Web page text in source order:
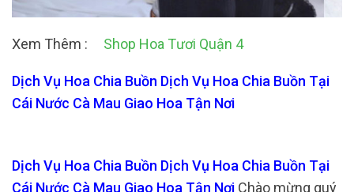
Xem Thêm : Shop Hoa Tươi Quận 4
Dịch Vụ Hoa Chia Buồn Dịch Vụ Hoa Chia Buồn Tại
Cái Nước Cà Mau Giao Hoa Tận Nơi
Dịch Vụ Hoa Chia Buồn Dịch Vụ Hoa Chia Buồn Tại
Cái Nước Cà Mau Giao Hoa Tận Nơi Chào mừng quý